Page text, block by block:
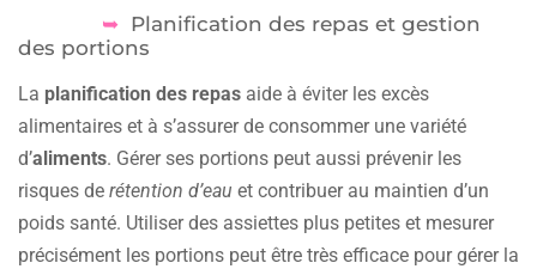
Planification des repas et gestion
des portions
La planification des repas aide à éviter les excès
alimentaires et à s’assurer de consommer une variété
d’aliments. Gérer ses portions peut aussi prévenir les
risques de rétention d’eau et contribuer au maintien d’un
poids santé. Utiliser des assiettes plus petites et mesurer
précisément les portions peut être très efficace pour gérer la